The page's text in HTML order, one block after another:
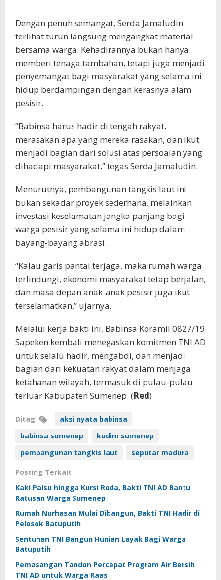
Dengan penuh semangat, Serda Jamaludin
terlihat turun langsung mengangkat material
bersama warga. Kehadirannya bukan hanya
memberi tenaga tambahan, tetapi juga menjadi
penyemangat bagi masyarakat yang selama ini
hidup berdampingan dengan kerasnya alam
pesisir.
“Babinsa harus hadir di tengah rakyat,
merasakan apa yang mereka rasakan, dan ikut
menjadi bagian dari solusi atas persoalan yang
dihadapi masyarakat,” tegas Serda Jamaludin.
Menurutnya, pembangunan tangkis laut ini
bukan sekadar proyek sederhana, melainkan
investasi keselamatan jangka panjang bagi
warga pesisir yang selama ini hidup dalam
bayang-bayang abrasi.
“Kalau garis pantai terjaga, maka rumah warga
terlindungi, ekonomi masyarakat tetap berjalan,
dan masa depan anak-anak pesisir juga ikut
terselamatkan,” ujarnya.
Melalui kerja bakti ini, Babinsa Koramil 0827/19
Sapeken kembali menegaskan komitmen TNI AD
untuk selalu hadir, mengabdi, dan menjadi
bagian dari kekuatan rakyat dalam menjaga
ketahanan wilayah, termasuk di pulau-pulau
terluar Kabupaten Sumenep. (Red)
Ditag
aksi nyata babinsa
babinsa sumenep
kodim sumenep
pembangunan tangkis laut
seputar madura
Posting Terkait
Kaki Palsu hingga Kursi Roda, Bakti TNI AD Bantu
Ratusan Warga Sumenep
Rumah Nurhasan Mulai Dibangun, Bakti TNI Hadir di
Pelosok Batuputih
Sentuhan TNI Bangun Hunian Layak Bagi Warga
Batuputih
Pemasangan Tandon Percepat Program Air Bersih
TNI AD untuk Warga Raas